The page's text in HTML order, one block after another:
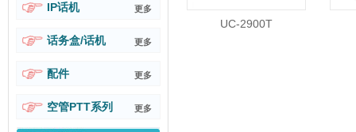
IP话机 更多
话务盒/话机 更多
配件 更多
空管PTT系列 更多
UC-2900T